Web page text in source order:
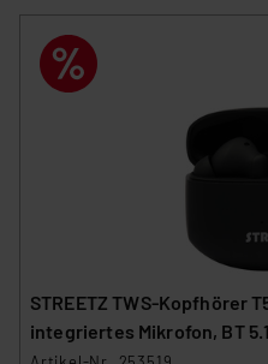
STREETZ TWS-Kopfhörer
integriertes Mikrofon, BT